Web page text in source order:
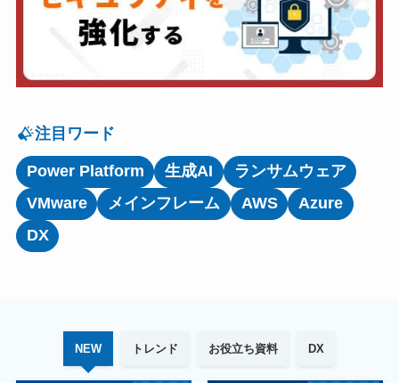
注目ワード
Power Platform 生成AI
ランサムウェア
VMware
メインフレーム AWS
Azure
DX
NEW トレンド お役立ち資料 DX